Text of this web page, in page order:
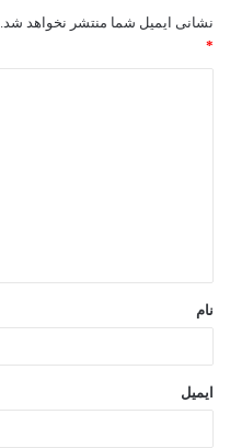
نشانی ایمیل شما منتشر نخواهد شد.
*
*
نام
ایمیل